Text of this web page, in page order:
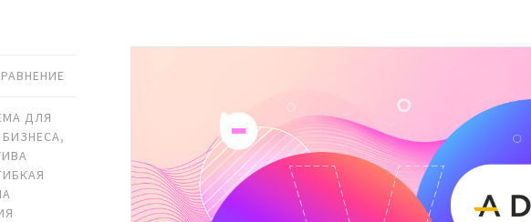
ДЛЯ
,